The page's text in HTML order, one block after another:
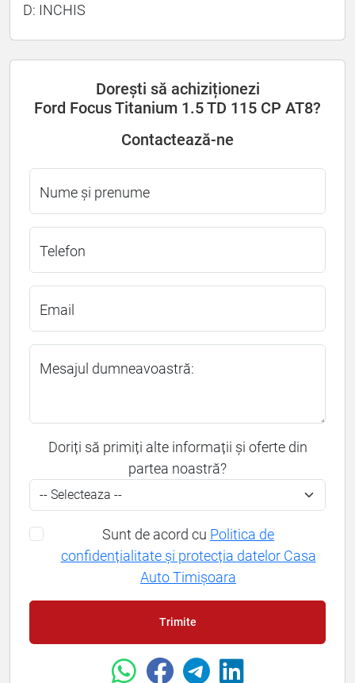
D: INCHIS
Dorești să achiziționezi
Ford Focus Titanium 1.5 TD 115 CP AT8?
Contactează-ne
Nume și prenume
Telefon
Email
Mesajul dumneavoastră:
Doriți să primiți alte informații și oferte din
partea noastră?
Sunt de acord cu Politica de
confidențialitate și protecția datelor Casa
Auto Timișoara
Trimite